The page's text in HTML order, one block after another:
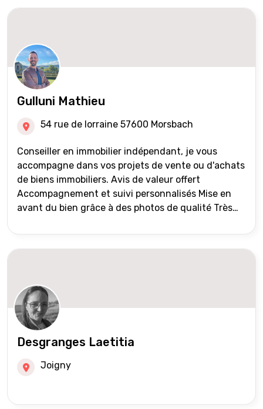
Gulluni Mathieu
54 rue de lorraine 57600 Morsbach
Conseiller en immobilier indépendant, je vous
accompagne dans vos projets de vente ou d'achats
de biens immobiliers. Avis de valeur offert
Accompagnement et suivi personnalisés Mise en
avant du bien grâce à des photos de qualité Très
international) Validation du financement des
acquéreurs auprès de partenaires financiers
réseau Iad France et Iad Deutschland Inter agence
Desgranges Laetitia
Joigny